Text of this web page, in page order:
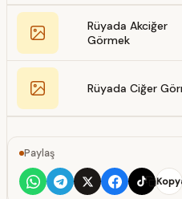
Rüyada Akciğer
Görmek
Rüyada Ciğer
Paylaş